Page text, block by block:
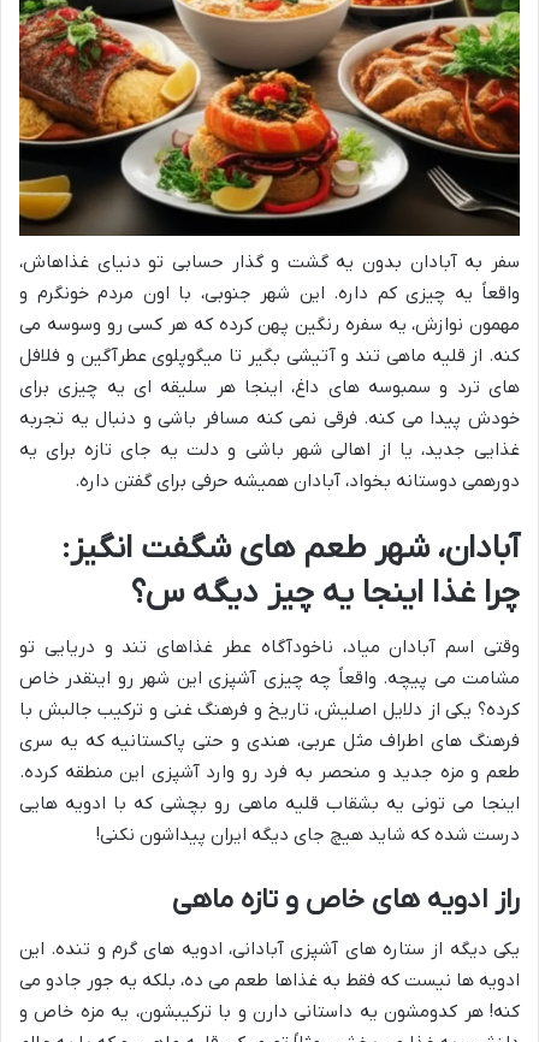
سفر به آبادان بدون یه گشت و گذار حسابی تو دنیای غذاهاش،
واقعاً یه چیزی کم داره. این شهر جنوبی، با اون مردم خونگرم و
مهمون نوازش، یه سفره رنگین پهن کرده که هر کسی رو وسوسه می
کنه. از قلیه ماهی تند و آتیشی بگیر تا میگوپلوی عطرآگین و فلافل
های ترد و سمبوسه های داغ، اینجا هر سلیقه ای یه چیزی برای
خودش پیدا می کنه. فرقی نمی کنه مسافر باشی و دنبال یه تجربه
غذایی جدید، یا از اهالی شهر باشی و دلت یه جای تازه برای یه
دورهمی دوستانه بخواد، آبادان همیشه حرفی برای گفتن داره.
آبادان، شهر طعم های شگفت انگیز:
چرا غذا اینجا یه چیز دیگه س؟
وقتی اسم آبادان میاد، ناخودآگاه عطر غذاهای تند و دریایی تو
مشامت می پیچه. واقعاً چه چیزی آشپزی این شهر رو اینقدر خاص
کرده؟ یکی از دلایل اصلیش، تاریخ و فرهنگ غنی و ترکیب جالبش با
فرهنگ های اطراف مثل عربی، هندی و حتی پاکستانیه که یه سری
طعم و مزه جدید و منحصر به فرد رو وارد آشپزی این منطقه کرده.
اینجا می تونی یه بشقاب قلیه ماهی رو بچشی که با ادویه هایی
درست شده که شاید هیچ جای دیگه ایران پیداشون نکنی!
راز ادویه های خاص و تازه ماهی
یکی دیگه از ستاره های آشپزی آبادانی، ادویه های گرم و تنده. این
ادویه ها نیست که فقط به غذاها طعم می ده، بلکه یه جور جادو می
کنه! هر کدومشون یه داستانی دارن و با ترکیبشون، یه مزه خاص و